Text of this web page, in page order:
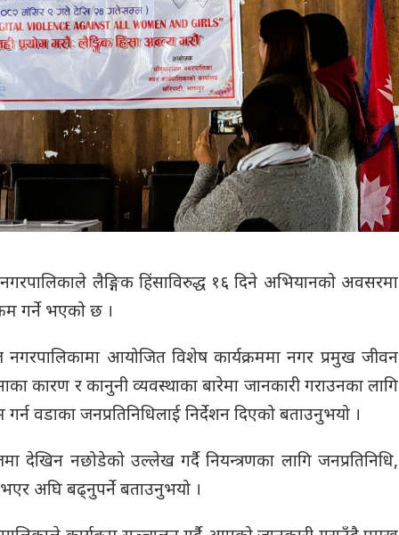
लैङ्गिक हिंसाविरुद्ध १६ दिने अभियानको अवसरमा
गर्ने भएको छ ।
आयोजित विशेष कार्यक्रममा नगर प्रमुख जीवन
कारण र कानुनी व्यवस्थाका बारेमा जानकारी गराउनका लागि
वडाका जनप्रतिनिधिलाई निर्देशन दिएको बताउनुभयो ।
देखिन नछोडेको उल्लेख गर्दै नियन्त्रणका लागि जनप्रतिनिधि,
अघि बढ्नुपर्ने बताउनुभयो ।